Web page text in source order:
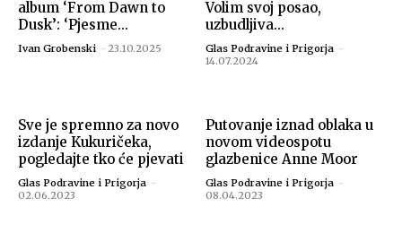
album ‘From Dawn to
Dusk’: ‘Pjesme...
Ivan Grobenski - 23.10.2025
Volim svoj posao,
uzbudljiva...
Glas Podravine i Prigorja -
14.07.2024
Sve je spremno za novo
izdanje Kukuričeka,
pogledajte tko će pjevati
Glas Podravine i Prigorja -
02.06.2023
Putovanje iznad oblaka u
novom videospotu
glazbenice Anne Moor
Glas Podravine i Prigorja -
08.04.2023